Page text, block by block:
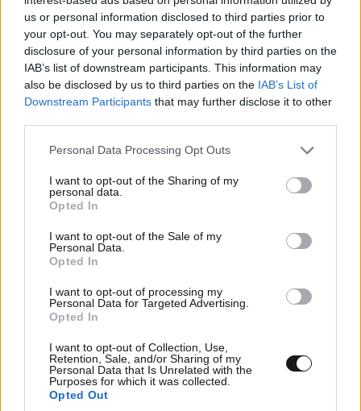
us or personal information disclosed to third parties prior to
your opt-out. You may separately opt-out of the further
disclosure of your personal information by third parties on the
IAB’s list of downstream participants. This information may
also be disclosed by us to third parties on the IAB’s List of
Downstream Participants that may further disclose it to other
Please note that this website/app uses one or more Google
not limited to your visit or usage behaviour. You may click to
grant or deny consent to Google and its third-party tags to
use your data for below specified purposes in below Google
consent section.
Personal Data Processing Opt Outs
I want to opt-out of the Sharing of my
personal data.
Opted In
I want to opt-out of the Sale of my
Personal Data.
Opted In
I want to opt-out of processing my
Personal Data for Targeted Advertising.
Opted In
I want to opt-out of Collection, Use,
Retention, Sale, and/or Sharing of my
Personal Data that Is Unrelated with the
Purposes for which it was collected.
Opted Out